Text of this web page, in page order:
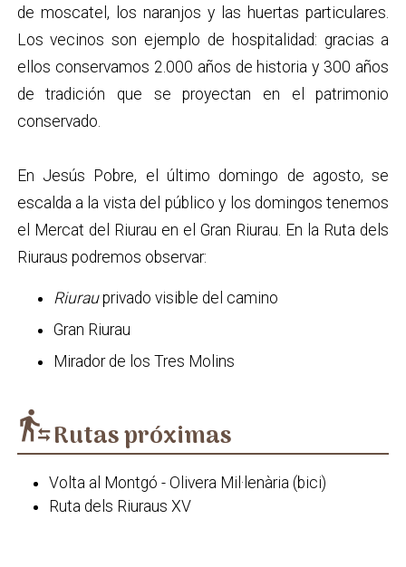
de moscatel, los naranjos y las huertas particulares.
Los vecinos son ejemplo de hospitalidad: gracias a
ellos conservamos 2.000 años de historia y 300 años
de tradición que se proyectan en el patrimonio
conservado.
En Jesús Pobre, el último domingo de agosto, se
escalda a la vista del público y los domingos tenemos
el Mercat del Riurau en el Gran Riurau. En la Ruta dels
Riuraus podremos observar:
Riurauprivado visible del camino
Gran Riurau
Mirador de los Tres Molins
transfer_within_a_stationRutas próximas
Volta al Montgó - Olivera Mil·lenària (bici)
Ruta dels Riuraus XV